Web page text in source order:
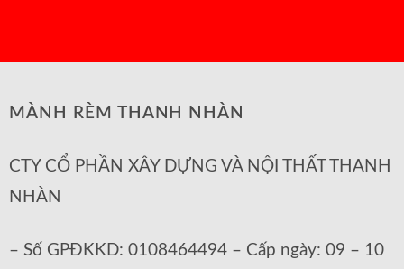
MÀNH RÈM THANH NHÀN
CTY CỔ PHẦN XÂY DỰNG VÀ NỘI THẤT THANH
NHÀN
– Số GPĐKKD: 0108464494 – Cấp ngày: 09 – 10